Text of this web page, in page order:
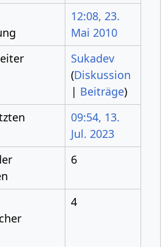
12:08, 23.
Mai 2010
Sukadev
(Diskussion
| Beiträge)
09:54, 13.
Jul. 2023
6
4